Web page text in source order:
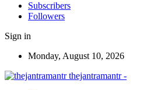
Subscribers
Followers
Sign in
Monday, August 10, 2026
thejantramantr -